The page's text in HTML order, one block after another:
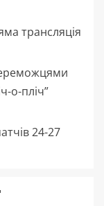
трансляція
о-пліч”
24-27